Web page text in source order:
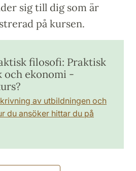
sig till dig som är
på kursen.
filosofi: Praktisk
ekonomi -
av utbildningen och
du ansöker hittar du på